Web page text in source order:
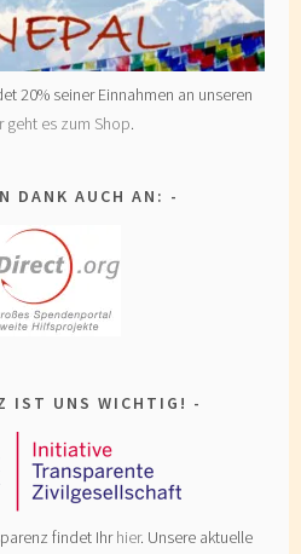
20% seiner Einnahmen an unseren
geht es zum Shop.
DANK AUCH AN:
IST UNS WICHTIG!
findet Ihrhier. Unsere aktuelle